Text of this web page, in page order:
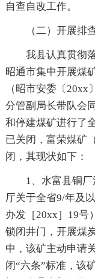
自查自改工作。
（二）开展排
我县认真贯彻
昭通市集中开展煤
（昭市安委〔
分管副局长带队会
和停建煤矿进行了
已关闭，富荣煤矿
闭，其现状如下：
1、水富县铜
厅关于全省9/年及
办发［20xx］19号
锁闭井门，开展煤
中，该矿主动申请
闭“六条”标准，该